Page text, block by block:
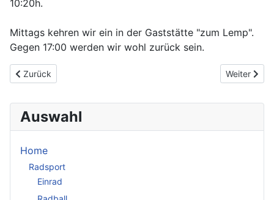
10:20h.
Mittags kehren wir ein in der Gaststätte "zum Lemp".
Gegen 17:00 werden wir wohl zurück sein.
Vorheriger Beitrag: Radtreff zur Rückersbacher Schlucht
Zurück Nächster
Weiter
Auswahl
Home
Radsport
Einrad